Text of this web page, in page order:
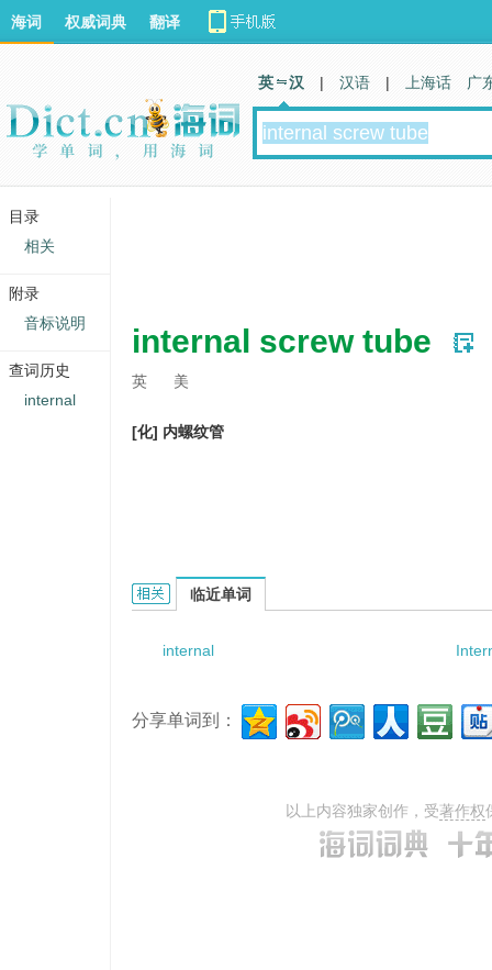
internal screw tube
英 美
[化] 内螺纹管
internal screw tube的相关资料：
临近单词
internal
分享单词到：
以上内容独家创作，受著作权
海词 权威词典 翻译
英 汉 | 汉语 | 上海话 广
目录
相关
附录
音标说明
查词历史
internal